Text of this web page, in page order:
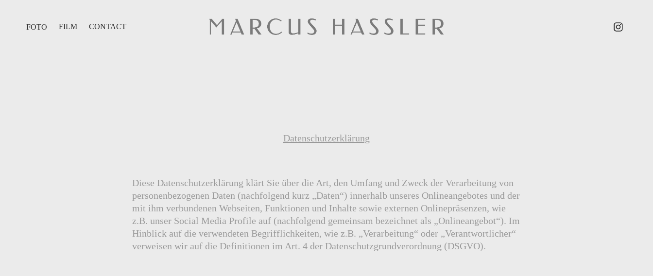
FOTO FILM CONTACT
Datenschutzerklärung
Diese Datenschutzerklärung klärt Sie über die Art, den Umfang und Zweck der Verarbeitung von
personenbezogenen Daten (nachfolgend kurz „Daten“) innerhalb unseres Onlineangebotes und der
mit ihm verbundenen Webseiten, Funktionen und Inhalte sowie externen Onlinepräsenzen, wie
z.B. unser Social Media Profile auf (nachfolgend gemeinsam bezeichnet als „Onlineangebot“). Im
Hinblick auf die verwendeten Begrifflichkeiten, wie z.B. „Verarbeitung“ oder „Verantwortlicher“
verweisen wir auf die Definitionen im Art. 4 der Datenschutzgrundverordnung (DSGVO).